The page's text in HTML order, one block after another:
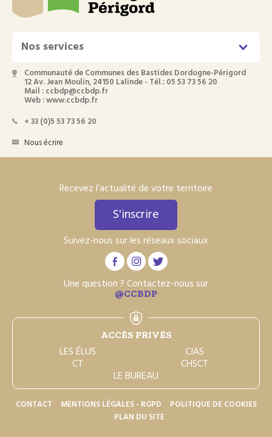
Nos services
Communauté de Communes des Bastides Dordogne-Périgord
12 Av. Jean Moulin, 24150 Lalinde - Tél.: 05 53 73 56 20
Mail : ccbdp@ccbdp.fr
Web : www.ccbdp.fr
+ 33 (0)5 53 73 56 20
Nous écrire
Recevez l’actualité de votre territoire
S'inscrire
Suivez-nous sur les réseaux sociaux
Une question ? Contactez-nous sur
@CCBDP
ACCÈS PRIVÉS
LES ÉLUS CIAS
CT CHSCT
LE BUREAU
CONTACT MENTIONS LÉGALES - RGPD
POLITIQUE DE COOKIES
PLAN DU SITE